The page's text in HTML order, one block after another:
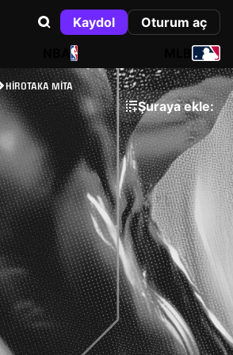
Kaydol
Oturum aç
NBA
HIROTAKA MITA
Şuraya ekle: